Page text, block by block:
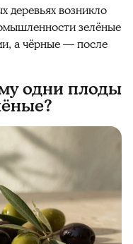
деревьях возникло
зелёные
а чёрные — после
одни плоды